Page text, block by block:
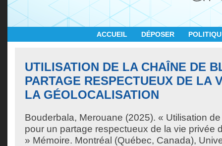
ACCUEIL DÉPOSER
UTILISATION DE LA CHAÎNE DE
PARTAGE RESPECTUEUX DE LA
LA GÉOLOCALISATION
Bouderbala, Merouane (2025). « Utilisation
pour un partage respectueux de la vie privée
» Mémoire. Montréal (Québec, Canada),